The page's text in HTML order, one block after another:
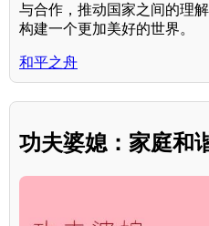
与合作，推动国家之间的理
构建一个更加美好的世界。
和平之舟
功夫婆媳：家庭和